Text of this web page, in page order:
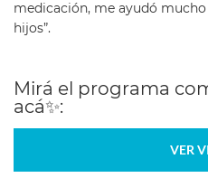
medicación, me ayudó
hijos”.
Mirá el programa
acá✨:
VER